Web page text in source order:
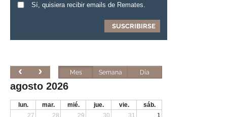
Sí, quisiera recibir emails de Remates.
Mes Semana Día
agosto 2026
lun. mar. mié. jue. vie.
sáb.
27
28 29 30 31 1